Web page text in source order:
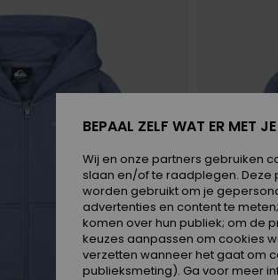
BEPAAL ZELF WAT ER MET
Wij en onze partners gebruiken
slaan en/of te raadplegen.
worden gebruikt om je
advertenties en content te
komen over hun publiek; om de
keuzes aanpassen om cookies
verzetten wanneer het gaat om
publieksmeting). Ga voor meer